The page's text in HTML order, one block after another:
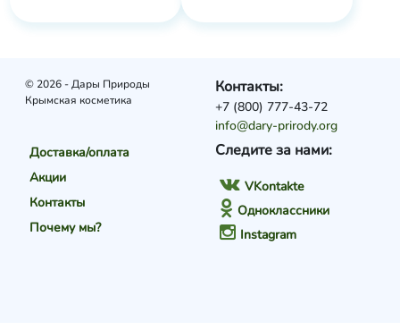
© 2026 - Дары Природы
Крымская косметика
Доставка/оплата
Акции
Контакты
Почему мы?
Следите за нами:
VKontakte
Одноклассники
Instagram
Контакты:
+7 (800) 777-43-72
info@dary-prirody.org